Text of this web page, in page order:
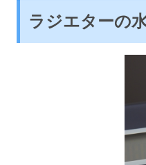
ラジエターの